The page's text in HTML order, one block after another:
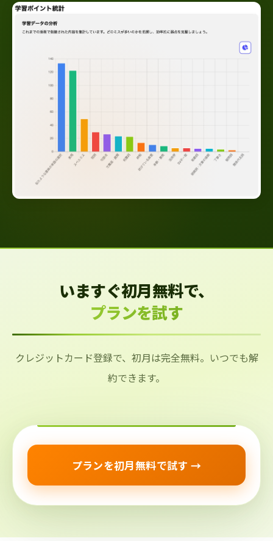
いますぐ初月無料で、
プランを試す
クレジットカード登録で、初月は完全無料。いつでも解
約できます。
プランを初月無料で試す →